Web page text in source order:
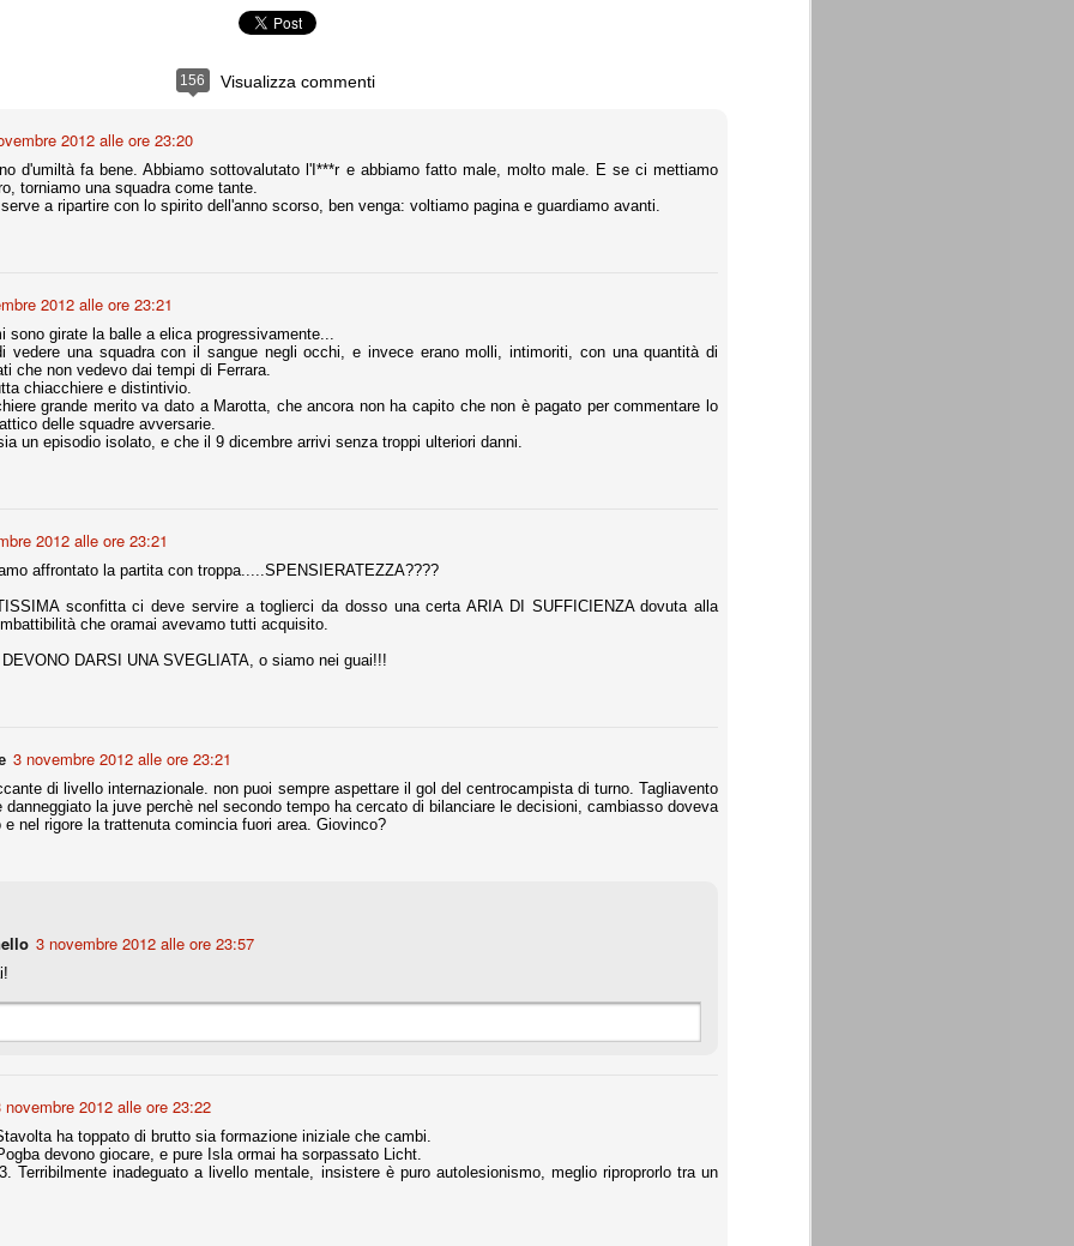
156 Visualizza commenti
2012 alle ore 23:20
d'umiltà fa bene. Abbiamo sottovalutato l'I***r e abbiamo fatto male, molto male. E se ci mettiamo
torniamo una squadra come tante.
a ripartire con lo spirito dell'anno scorso, ben venga: voltiamo pagina e guardiamo avanti.
2012 alle ore 23:21
sono girate la balle a elica progressivamente...
vedere una squadra con il sangue negli occhi, e invece erano molli, intimoriti, con una quantità di
che non vedevo dai tempi di Ferrara.
chiacchiere e distintivio.
grande merito va dato a Marotta, che ancora non ha capito che non è pagato per commentare lo
delle squadre avversarie.
un episodio isolato, e che il 9 dicembre arrivi senza troppi ulteriori danni.
2012 alle ore 23:21
affrontato la partita con troppa.....SPENSIERATEZZA????
sconfitta ci deve servire a toglierci da dosso una certa ARIA DI SUFFICIENZA dovuta alla
che oramai avevamo tutti acquisito.
DARSI UNA SVEGLIATA, o siamo nei guai!!!
3 novembre 2012 alle ore 23:21
di livello internazionale. non puoi sempre aspettare il gol del centrocampista di turno. Tagliavento
danneggiato la juve perchè nel secondo tempo ha cercato di bilanciare le decisioni, cambiasso doveva
e nel rigore la trattenuta comincia fuori area. Giovinco?
3 novembre 2012 alle ore 23:57
novembre 2012 alle ore 23:22
ha toppato di brutto sia formazione iniziale che cambi.
devono giocare, e pure Isla ormai ha sorpassato Licht.
Terribilmente inadeguato a livello mentale, insistere è puro autolesionismo, meglio riproprorlo tra un
solo a 10 minuti dalla fine, dopo essere rimasta in 10 uomini.
regalato un'urna non facile alle italiane, specialmente alla Juventus,
Donetsk (Ucr), Malmoe (Sve)
Utd (Ing), Cska Mosca (Rus), Wolfsburg (Ger).
di sfortuna. Partita sbagliata come impostazione, a cominciare
la gestione della stessa. Può succedere. Oggi anche Allegri ha
abbia capito. Quindi, niente drammi e vediamo di imparare in
falso, o c'è qualcosa di più?
polemica sviluppatasi in questi giorni, soprattutto fra tifosi
che ognuno tiri l'acqua al suo mulino e difenda strenuamente il
Nei giorni scorsi abbiamo ricevuto alcuni messaggi di amici
con le assurde accuse a Pepe e Bonucci, e la
di terze parti (senza riscontri oggettivi), ora si punta il dito
il Teramo.
ha conseguito il suo ottavo successo nelle 19 competizioni
e tre secondi posti in 19 competizioni: risultati impressionanti, da
negli ultimi 13 mesi, sono stati ottenuti (in 5 competizioni) 3
- Lazio 2-0
italiana, diventando così la squadra più titolata in Italia in
il Milan (a meno di classifiche e tabelle "galliane"), fermo a quota 6.